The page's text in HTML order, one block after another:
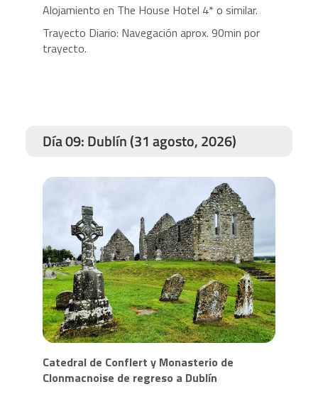
Alojamiento en The House Hotel 4* o similar.
Trayecto Diario: Navegación aprox. 90min por
trayecto.
Día 09: Dublín (31 agosto, 2026)
Catedral de Conflert y Monasterio de
Clonmacnoise de regreso a Dublín